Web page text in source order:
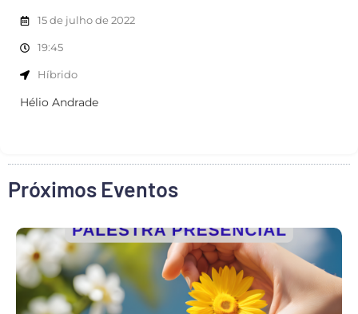
15 de julho de 2022
19:45
Híbrido
Hélio Andrade
Próximos Eventos